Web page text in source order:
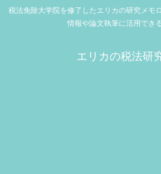
税法免除大学院を修了したエリカの研究メモ
情報や論文執筆に活用でき
エリカの税法研